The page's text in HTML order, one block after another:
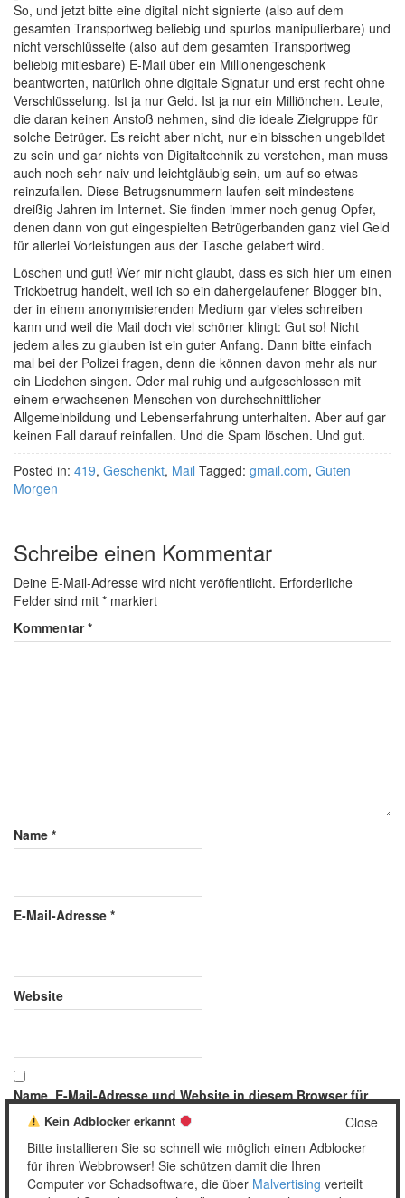
So, und jetzt bitte eine digital nicht signierte (also auf dem
gesamten Transportweg beliebig und spurlos manipulierbare) und
nicht verschlüsselte (also auf dem gesamten Transportweg
beliebig mitlesbare) E-Mail über ein Millionengeschenk
beantworten, natürlich ohne digitale Signatur und erst recht ohne
Verschlüsselung. Ist ja nur Geld. Ist ja nur ein Milliönchen. Leute,
die daran keinen Anstoß nehmen, sind die ideale Zielgruppe für
solche Betrüger. Es reicht aber nicht, nur ein bisschen ungebildet
zu sein und gar nichts von Digitaltechnik zu verstehen, man muss
auch noch sehr naiv und leichtgläubig sein, um auf so etwas
reinzufallen. Diese Betrugsnummern laufen seit mindestens
dreißig Jahren im Internet. Sie finden immer noch genug Opfer,
denen dann von gut eingespielten Betrügerbanden ganz viel Geld
für allerlei Vorleistungen aus der Tasche gelabert wird.
Löschen und gut! Wer mir nicht glaubt, dass es sich hier um einen
Trickbetrug handelt, weil ich so ein dahergelaufener Blogger bin,
der in einem anonymisierenden Medium gar vieles schreiben
kann und weil die Mail doch viel schöner klingt: Gut so! Nicht
jedem alles zu glauben ist ein guter Anfang. Dann bitte einfach
mal bei der Polizei fragen, denn die können davon mehr als nur
ein Liedchen singen. Oder mal ruhig und aufgeschlossen mit
einem erwachsenen Menschen von durchschnittlicher
Allgemeinbildung und Lebenserfahrung unterhalten. Aber auf gar
keinen Fall darauf reinfallen. Und die Spam löschen. Und gut.
Posted in: 419, Geschenkt, Mail Tagged: gmail.com, Guten
Morgen
Schreibe einen Kommentar
Deine E-Mail-Adresse wird nicht veröffentlicht. Erforderliche
Felder sind mit * markiert
Kommentar*
Name *
E-Mail-Adresse *
Website
Name, E-Mail-Adresse und Website in diesem Browser für
meinen nächsten Kommentar speichern.
Close
Kein Adblocker erkannt
Bitte installieren Sie so schnell wie möglich einen Adblocker
für ihren Webbrowser! Sie schützen damit die Ihren
Computer vor Schadsoftware, die über Malvertising verteilt